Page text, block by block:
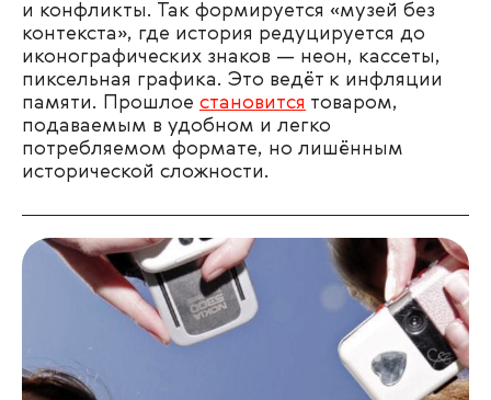
и конфликты. Так формируется «музей без
контекста», где история редуцируется до
иконографических знаков — неон, кассеты,
пиксельная графика. Это ведёт к инфляции
памяти. Прошлое становится товаром,
подаваемым в удобном и легко
потребляемом формате, но лишённым
исторической сложности.